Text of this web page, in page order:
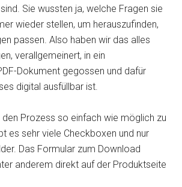
Sie wussten ja, welche Fragen sie
wieder stellen, um herauszufinden,
passen. Also haben wir das alles
verallgemeinert, in ein
Dokument gegossen und dafür
digital ausfüllbar ist.
den Prozess so einfach wie möglich zu
es sehr viele Checkboxen und nur
Das Formular zum Download
anderem direkt auf der Produktseite